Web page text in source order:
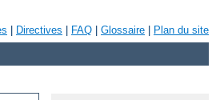
Directives FAQ Glossaire Plan du site